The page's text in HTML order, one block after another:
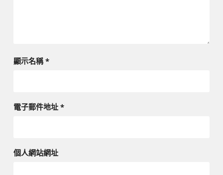
顯示名稱*
電子郵件地址 *
個人網站網址